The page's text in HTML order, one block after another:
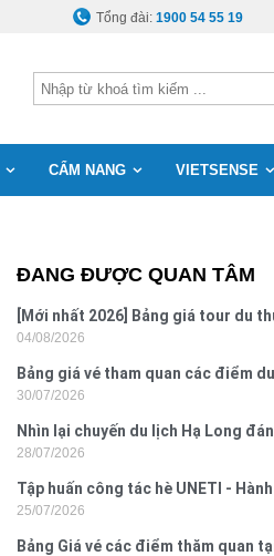
Tổng đài:1900 54 55 19
CẨM NANG VIETSENSE
ĐANG ĐƯỢC QUAN TÂM
[Mới nhất 2026] Bảng giá tour du
6 sao
04/08/2026
Bảng giá vé tham quan các điểm
nhật 2026
30/07/2026
Nhìn lại chuyến du lịch Hạ Long
Tân Hưng 2026
28/07/2026
Tập huấn công tác hè UNETI -
Hòn Dấu, Đồ Sơn
25/07/2026
Bảng Giá vé các điểm thăm quan